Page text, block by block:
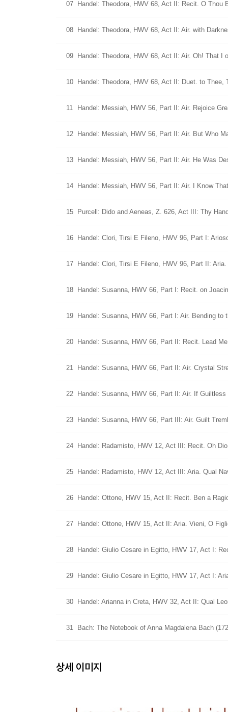
07 Handel: Theodora, HWV 68, Act II: Recit. O Thou
08 Handel: Theodora, HWV 68, Act II: Air. with
09 Handel: Theodora, HWV 68, Act II: Air. Oh! That I
10 Handel: Theodora, HWV 68, Act II: Duet. to Thee,
11 Handel: Messiah, HWV 56, Part II: Air. Rejoice
12 Handel: Messiah, HWV 56, Part II: Air. But Who
13 Handel: Messiah, HWV 56, Part II: Air. He Was
14 Handel: Messiah, HWV 56, Part II: Air. I Know
15 Purcell: Dido and Aeneas, Z. 626, Act III: Thy
16 Handel: Clori, Tirsi E Fileno, HWV 96, Part I:
17 Handel: Clori, Tirsi E Fileno, HWV 96, Part II: Aria.
18 Handel: Susanna, HWV 66, Part I: Recit. on
19 Handel: Susanna, HWV 66, Part I: Air. Bending to
20 Handel: Susanna, HWV 66, Part II: Recit. Lead
21 Handel: Susanna, HWV 66, Part II: Air. Crystal
22 Handel: Susanna, HWV 66, Part II: Air. If
23 Handel: Susanna, HWV 66, Part III: Air. Guilt
24 Handel: Radamisto, HWV 12, Act III: Recit. Oh
25 Handel: Radamisto, HWV 12, Act III: Aria. Qual
26 Handel: Ottone, HWV 15, Act II: Recit. Ben a
27 Handel: Ottone, HWV 15, Act II: Aria. Vieni, O
28 Handel: Giulio Cesare in Egitto, HWV 17, Act I:
29 Handel: Giulio Cesare in Egitto, HWV 17, Act I:
30 Handel: Arianna in Creta, HWV 32, Act II: Qual
31 Bach: The Notebook of Anna Magdalena Bach
상세 이미지